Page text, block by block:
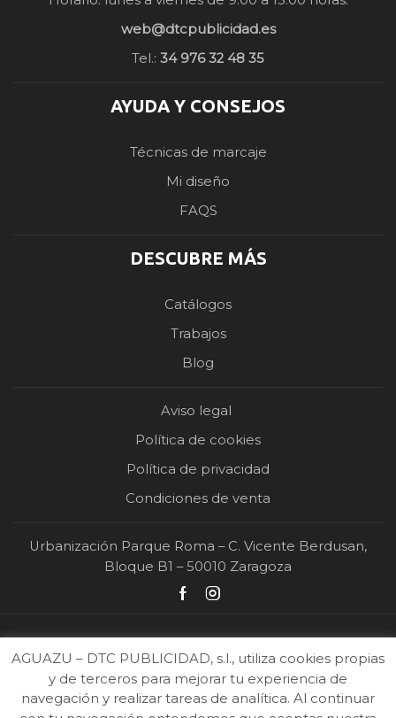
web@dtcpublicidad.es
Tel.: 34 976 32 48 35
AYUDA Y CONSEJOS
Técnicas de marcaje
Mi diseño
FAQS
DESCUBRE MÁS
Catálogos
Trabajos
Blog
Aviso legal
Política de cookies
Política de privacidad
Condiciones de venta
Urbanización Parque Roma – C. Vicente Berdusan,
Bloque B1 – 50010 Zaragoza
AGUAZU – DTC PUBLICIDAD, s.l., utiliza cookies propias
y de terceros para mejorar tu experiencia de
navegación y realizar tareas de analítica. Al continuar